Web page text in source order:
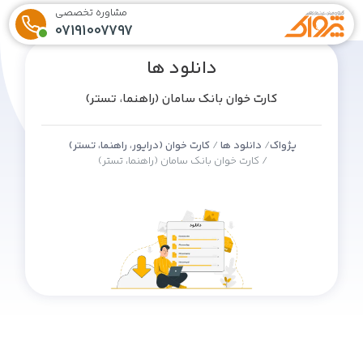
مشاوره تخصصی
07191007797
دانلود ها
کارت خوان بانک سامان (راهنما، تستر)
پژواک دانلود ها
کارت خوان (درایور، راهنما، تستر)
کارت خوان بانک سامان (راهنما، تستر)